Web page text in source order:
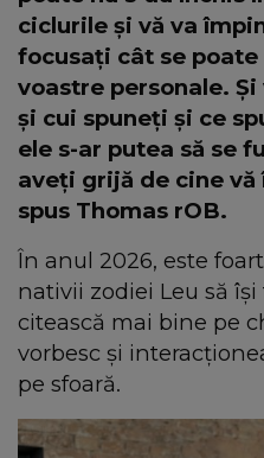
ciclurile și vă va
focusați cât se
voastre personale.
și cui spuneți și ce
ele s-ar putea să se
aveți grijă de cine
spus Thomas rOB.
În anul 2026, este
nativii zodiei Leu să
citească mai bine pe
vorbesc și
pe sfoară.